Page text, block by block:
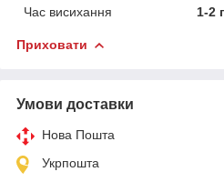
Час висихання
1-2
Приховати
Умови доставки
Нова Пошта
Укрпошта